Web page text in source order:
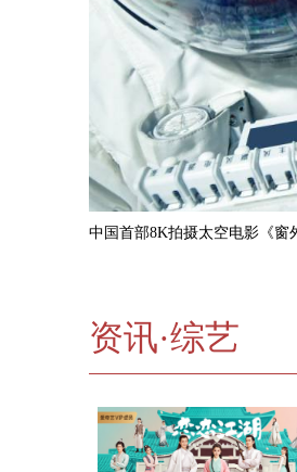
中国首部8K拍摄太空电影《窗
资讯·综艺